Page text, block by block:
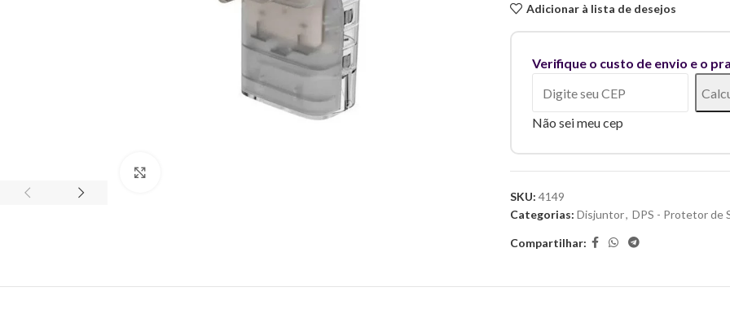
Adicionar à lista de desejos
Verifique o custo de envio e o
Não sei meu cep
SKU: 4149
Categorias: Disjuntor, DPS - Protetor de
Compartilhar: